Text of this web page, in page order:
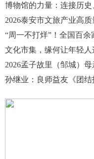
博物馆的力量：连接历
2026泰安市文旅产业高
“周一不打烊”！全国百
文化市集，缘何让年轻人
2026孟子故里（邹城）
孙继业：良师益友《团结